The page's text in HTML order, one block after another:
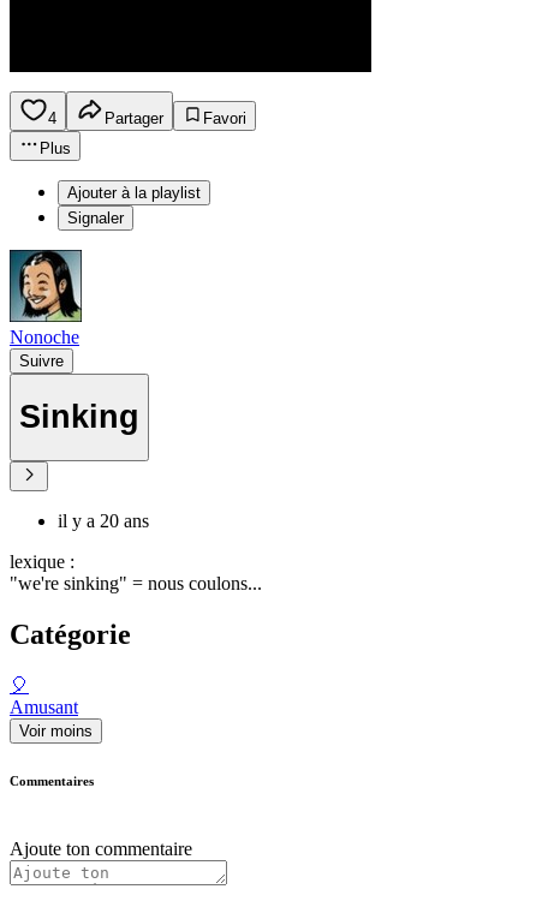
4 Partager
Favori
Plus
Ajouter à la playlist
Signaler
Nonoche
Suivre
Sinking
il y a 20 ans
lexique :
"we're sinking" = nous coulons...
Catégorie
🎈
Amusant
Voir moins
Commentaires
Ajoute ton commentaire